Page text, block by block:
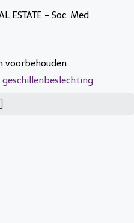
ESTATE - Soc. Med.
voorbehouden